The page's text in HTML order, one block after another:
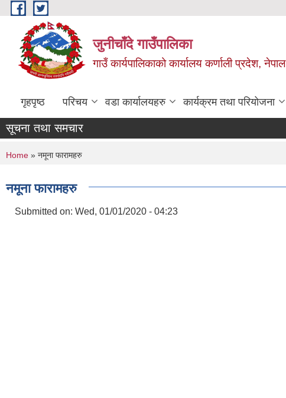
Skip to main content
जुनीचाँदे गाउँपालिका
गाउँ कार्यपालिकाको कार्यालय कर्णाली प्रदेश, नेपाल
गृहपृष्ठ परिचय वडा कार्यालयहरु कार्यक्रम तथा परियोजना
सूचना तथा समचार
You are here
Home » नमूना फारामहरु
नमूना फारामहरु
Submitted on: Wed, 01/01/2020 - 04:23